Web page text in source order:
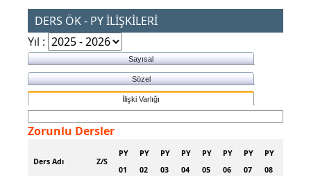
DERS ÖK - PY İLİŞKİLERİ
Yıl :
Sayısal
Sözel
İlişki Varlığı
Zorunlu Dersler
Ders Adı Z/S
PY
01
PY
02
PY
03
PY
04
PY
05
PY
06
PY
07
PY
08